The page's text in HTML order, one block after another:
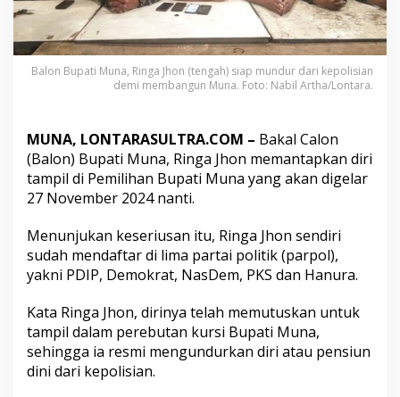
g
J
h
o
n
n
u
r
d
r
K
e
o
l
i
s
i
Balon Bupati Muna, Ringa Jhon (tengah) siap mundur dari kepolisian
demi membangun Muna. Foto: Nabil Artha/Lontara.
MUNA, LONTARASULTRA.COM – Bakal Calon
(Balon) Bupati Muna, Ringa Jhon memantapkan diri
tampil di Pemilihan Bupati Muna yang akan digelar
27 November 2024 nanti.
Menunjukan keseriusan itu, Ringa Jhon sendiri
sudah mendaftar di lima partai politik (parpol),
yakni PDIP, Demokrat, NasDem, PKS dan Hanura.
Kata Ringa Jhon, dirinya telah memutuskan untuk
tampil dalam perebutan kursi Bupati Muna,
sehingga ia resmi mengundurkan diri atau pensiun
dini dari kepolisian.